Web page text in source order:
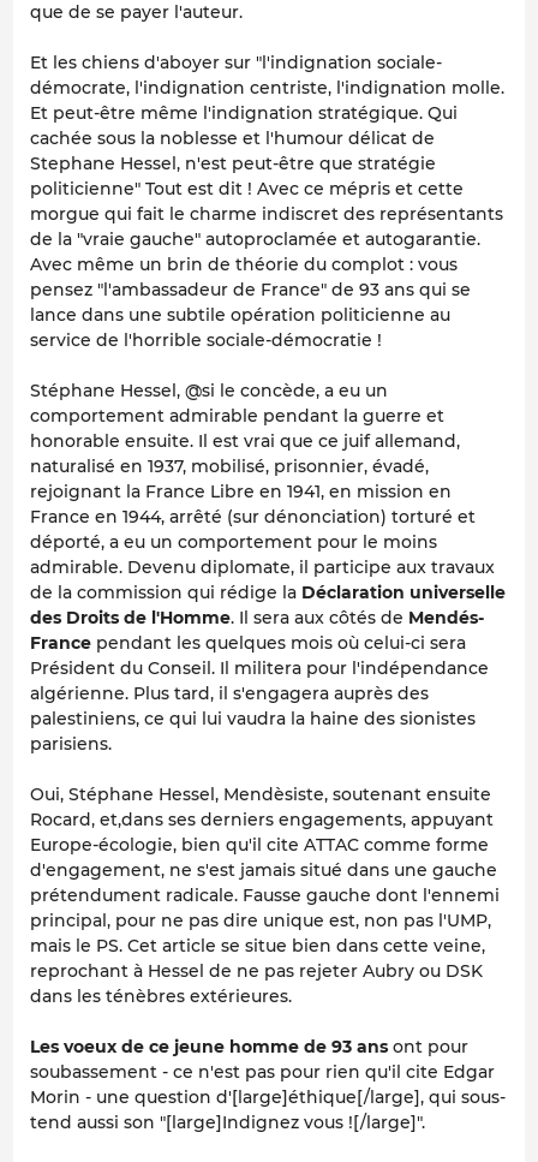
que de se payer l'auteur.
Et les chiens d'aboyer sur "l'indignation sociale-
démocrate, l'indignation centriste, l'indignation molle.
Et peut-être même l'indignation stratégique. Qui
cachée sous la noblesse et l'humour délicat de
Stephane Hessel, n'est peut-être que stratégie
politicienne" Tout est dit ! Avec ce mépris et cette
morgue qui fait le charme indiscret des représentants
de la "vraie gauche" autoproclamée et autogarantie.
Avec même un brin de théorie du complot : vous
pensez "l'ambassadeur de France" de 93 ans qui se
lance dans une subtile opération politicienne au
service de l'horrible sociale-démocratie !
Stéphane Hessel, @si le concède, a eu un
comportement admirable pendant la guerre et
honorable ensuite. Il est vrai que ce juif allemand,
naturalisé en 1937, mobilisé, prisonnier, évadé,
rejoignant la France Libre en 1941, en mission en
France en 1944, arrêté (sur dénonciation) torturé et
déporté, a eu un comportement pour le moins
admirable. Devenu diplomate, il participe aux travaux
de la commission qui rédige la Déclaration universelle
des Droits de l'Homme. Il sera aux côtés de Mendés-
France pendant les quelques mois où celui-ci sera
Président du Conseil. Il militera pour l'indépendance
algérienne. Plus tard, il s'engagera auprès des
palestiniens, ce qui lui vaudra la haine des sionistes
parisiens.
Oui, Stéphane Hessel, Mendèsiste, soutenant ensuite
Rocard, et,dans ses derniers engagements, appuyant
Europe-écologie, bien qu'il cite ATTAC comme forme
d'engagement, ne s'est jamais situé dans une gauche
prétendument radicale. Fausse gauche dont l'ennemi
principal, pour ne pas dire unique est, non pas l'UMP,
mais le PS. Cet article se situe bien dans cette veine,
reprochant à Hessel de ne pas rejeter Aubry ou DSK
dans les ténèbres extérieures.
Les voeux de ce jeune homme de 93 ans ont pour
soubassement - ce n'est pas pour rien qu'il cite Edgar
Morin - une question d'[large]éthique[/large], qui sous-
tend aussi son "[large]Indignez vous ![/large]".